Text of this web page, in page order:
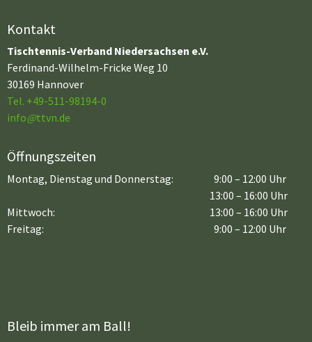
Kontakt
Tischtennis-Verband Niedersachsen e.V.
Ferdinand-Wilhelm-Fricke Weg 10
30169 Hannover
Tel. +49-511-98194-0
info@ttvn.de
Öffnungszeiten
Montag, Dienstag und Donnerstag:
9:00 – 12:00 Uhr
13:00 – 16:00 Uhr
Mittwoch:
Freitag:
13:00 – 16:00 Uhr
9:00 – 12:00 Uhr
Bleib immer am Ball!